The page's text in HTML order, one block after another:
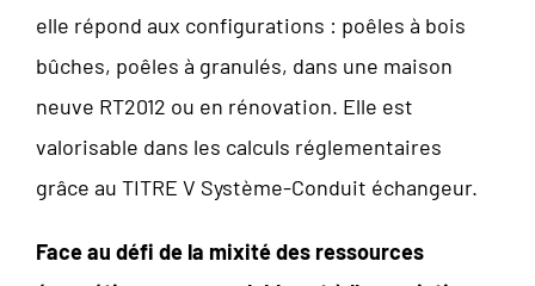
elle répond aux configurations : poêles à bois
bûches, poêles à granulés, dans une maison
neuve RT2012 ou en rénovation. Elle est
valorisable dans les calculs réglementaires
grâce au TITRE V Système-Conduit échangeur.
Face au défi de la mixité des ressources